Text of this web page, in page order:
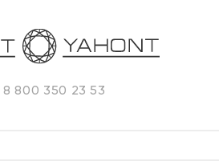
8 800 350 23 53